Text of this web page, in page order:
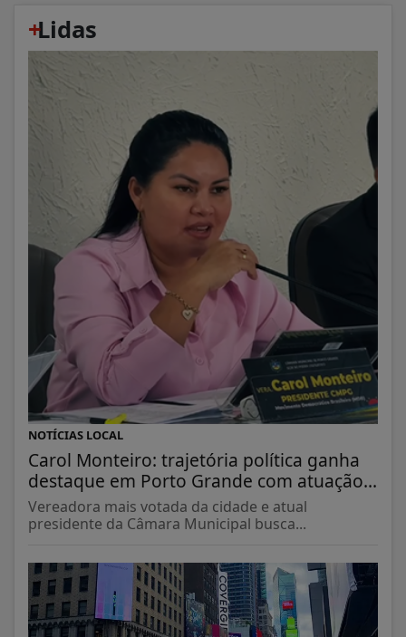
+
Lidas
NOTÍCIAS LOCAL
Carol Monteiro: trajetória política ganha
destaque em Porto Grande com atuação...
Vereadora mais votada da cidade e atual
presidente da Câmara Municipal busca...